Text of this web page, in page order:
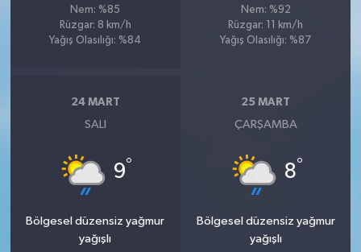
Nem: %85
Rüzgar: 8 km/h
Yağış Olasılığı: %84
Nem: %92
Rüzgar: 11 km/h
Yağış Olasılığı: %87
24 MART
SALI
9°
Bölgesel düzensiz yağmur
yağışlı
25 MART
ÇARŞAMBA
8°
Bölgesel düzensiz yağmur
yağışlı